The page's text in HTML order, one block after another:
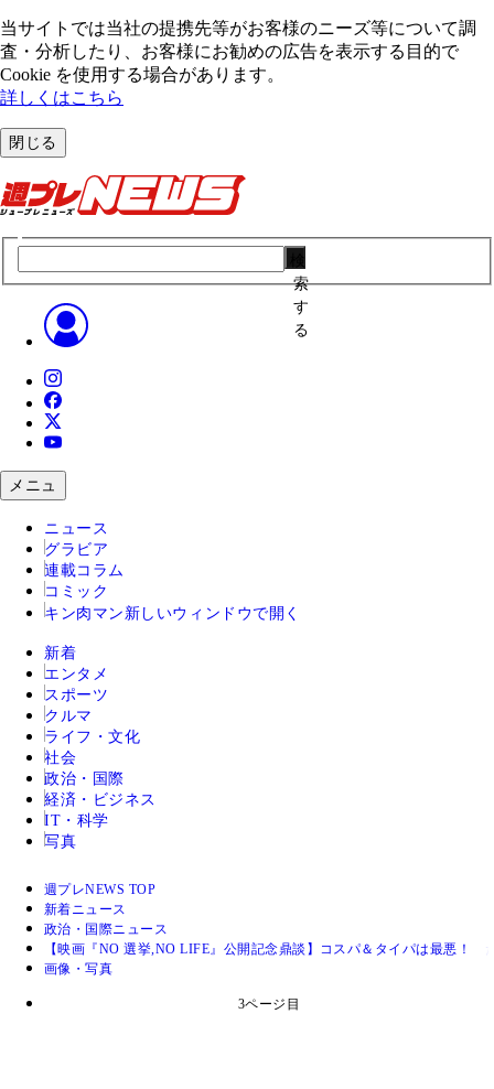
当サイトでは当社の提携先等がお客様のニーズ等について調
査・分析したり、お客様にお勧めの広告を表⽰する⽬的で
Cookie を使⽤する場合があります。
詳しくはこちら
閉じる
索
す
る
メニュ
ニュース
グラビア
連載コラム
コミック
キン肉マン 新しいウィンドウで開く
新着
エンタメ
スポーツ
クルマ
ライフ・文化
社会
政治・国際
経済・ビジネス
IT・科学
写真
週プレNEWS TOP
新着ニュース
政治・国際ニュース
【映画『NO 選挙,NO LIFE』公開記念鼎談】コスパ＆タイパは最悪！
画像・写真
3ページ目